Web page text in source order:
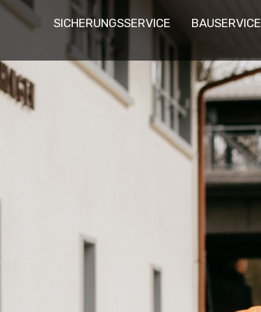
SICHERUNGSSERVICE BAUSERVICE